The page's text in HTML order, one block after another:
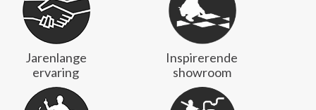
Jarenlange
ervaring
Inspirerende
showroom